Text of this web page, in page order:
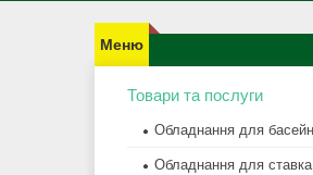
Товари та послуги
Обладнання для
Обладнання для ставка